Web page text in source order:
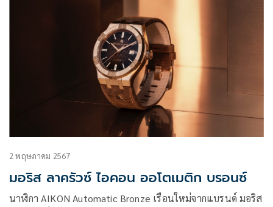
2 พฤษภาคม 2567
มอริส ลาครัวซ์ ไอคอน ออโตเมติก บรอนซ์
นาฬิกา AIKON Automatic Bronze เรือนใหม่จากแบรนด์ มอริส